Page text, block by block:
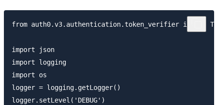
from auth0.v3.authentication.token_verifier import
import json
import logging
import os
logger = logging.getLogger()
logger.setLevel('DEBUG')